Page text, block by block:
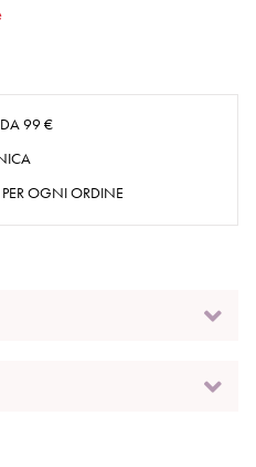
DA 99 €
OGNI ORDINE